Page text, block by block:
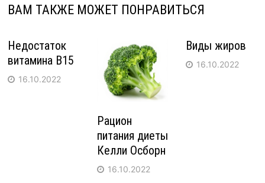
ВАМ ТАКЖЕ МОЖЕТ ПОНРАВИТЬСЯ
Недостаток
витамина B15
16.10.2022
Рацион
питания диеты
Келли Осборн
16.10.2022
Виды жиров
16.10.2022